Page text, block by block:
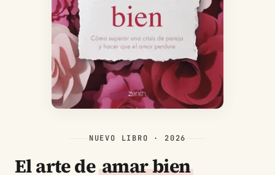
NUEVO LIBRO · 2026
El arte de amar bien